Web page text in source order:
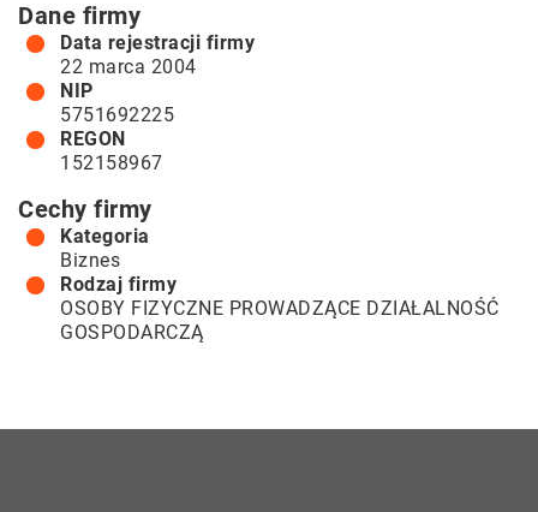
Dane firmy
Data rejestracji firmy
22 marca 2004
NIP
5751692225
REGON
152158967
Cechy firmy
Kategoria
Biznes
Rodzaj firmy
OSOBY FIZYCZNE PROWADZĄCE DZIAŁALNOŚĆ
GOSPODARCZĄ